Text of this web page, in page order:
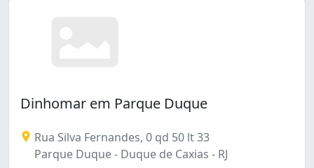
Dinhomar em Parque Duque
Rua Silva Fernandes, 0 qd 50 lt 33
Parque Duque - Duque de Caxias - RJ